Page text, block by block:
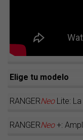
Elige tu modelo
RANGERNeoLite:
RANGERNeo+: